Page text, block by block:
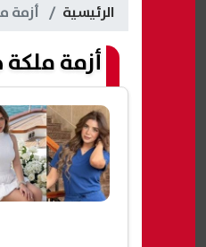
الرئيسية أزمة
أزمة